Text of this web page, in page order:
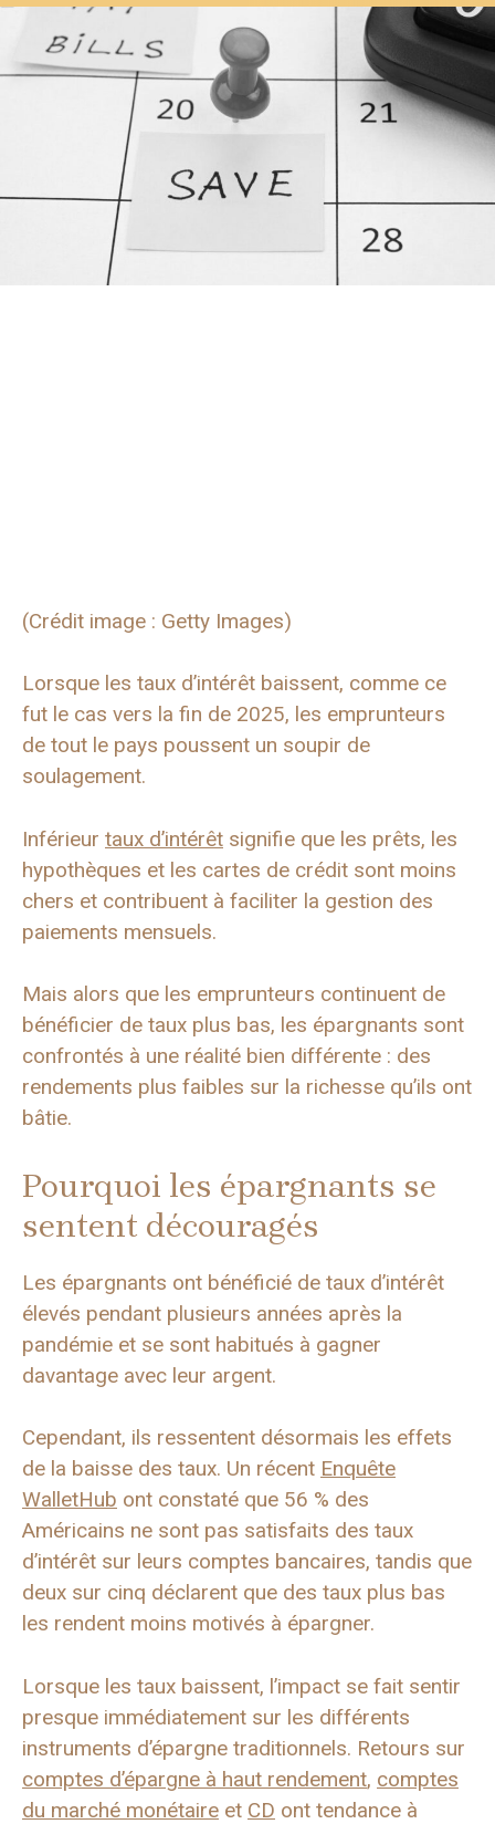
(Crédit image : Getty Images)
Lorsque les taux d’intérêt baissent, comme ce
fut le cas vers la fin de 2025, les emprunteurs
de tout le pays poussent un soupir de
soulagement.
Inférieur taux d’intérêt signifie que les prêts, les
hypothèques et les cartes de crédit sont moins
chers et contribuent à faciliter la gestion des
paiements mensuels.
Mais alors que les emprunteurs continuent de
bénéficier de taux plus bas, les épargnants sont
confrontés à une réalité bien différente : des
rendements plus faibles sur la richesse qu’ils ont
bâtie.
Pourquoi les épargnants se
sentent découragés
Les épargnants ont bénéficié de taux d’intérêt
élevés pendant plusieurs années après la
pandémie et se sont habitués à gagner
davantage avec leur argent.
Cependant, ils ressentent désormais les effets
de la baisse des taux. Un récent Enquête
WalletHub ont constaté que 56 % des
Américains ne sont pas satisfaits des taux
d’intérêt sur leurs comptes bancaires, tandis que
deux sur cinq déclarent que des taux plus bas
les rendent moins motivés à épargner.
Lorsque les taux baissent, l’impact se fait sentir
presque immédiatement sur les différents
instruments d’épargne traditionnels. Retours sur
comptes d’épargne à haut rendement, comptes
du marché monétaire et CD ont tendance à